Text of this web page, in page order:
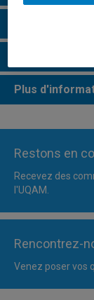
Faire une
Plus
Restons en
Recevez des
l'UQAM.
Rencontrez-
Venez poser vos